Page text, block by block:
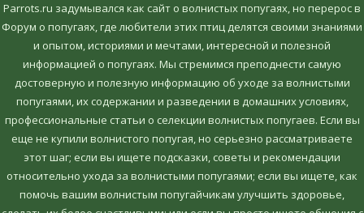
Parrots.ru задумывался как сайт о волнистых попугаях, но перерос в
Форум о попугаях, где любители этих птиц делятся своими знаниями
и опытом, историями и мечтами, интересной и полезной
информацией о попугаях. Мы стремимся преподнести самую
достоверную и полезную информацию об уходе за волнистыми
попугаями, их содержании и разведении в домашних условиях,
профессиональные статьи о селекции волнистых попугаев. Если вы
еще не купили волнистого попугая, но серьезно рассматриваете
этот шаг; если вы ищете подсказки, советы и рекомендации
относительно ухода за волнистыми попугаями; если вы ищете, как
помочь вашим волнистым попугайчикам улучшить здоровье,